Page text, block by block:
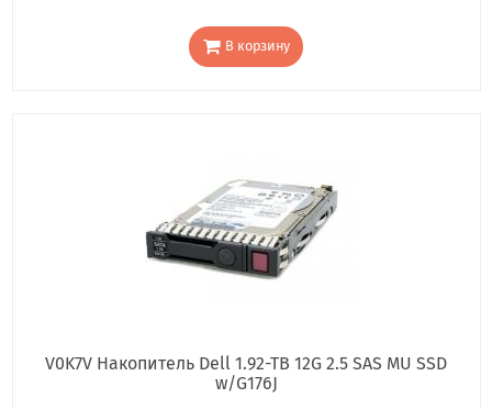
В корзину
V0K7V Накопитель Dell 1.92-TB 12G 2.5 SAS MU SSD
w/G176J